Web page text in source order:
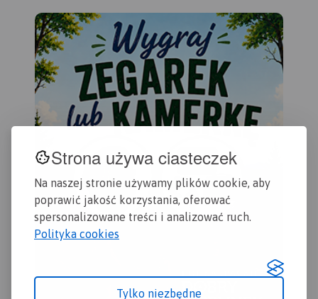
Strona używa ciasteczek
Na naszej stronie używamy plików cookie, aby
poprawić jakość korzystania, oferować
spersonalizowane treści i analizować ruch.
Polityka cookies
Tylko niezbędne
wszystkie informacje
przydatne turyście. Podano
aktualne przebiegi szlaków
pieszych, rowerowych,
konnych, nordic walking i
konnych, łącznie z
kilometrażem.